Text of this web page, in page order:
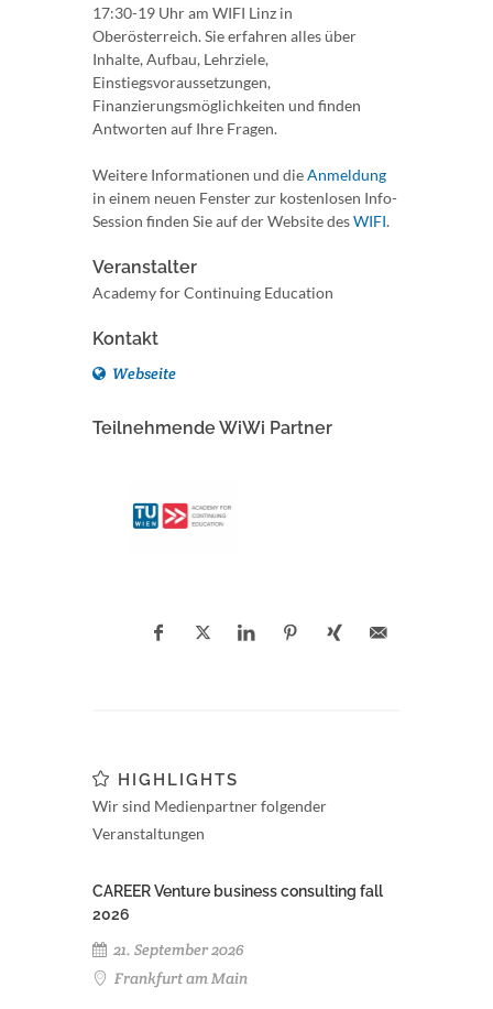
17:30-19 Uhr am WIFI Linz in
Oberösterreich. Sie erfahren alles über
Inhalte, Aufbau, Lehrziele,
Einstiegsvoraussetzungen,
Finanzierungsmöglichkeiten und finden
Antworten auf Ihre Fragen.
Weitere Informationen und dieAnmeldung
in einem neuen Fenster zur kostenlosen Info-
Session finden Sie auf der Website desWIFI.
Veranstalter
Academy for Continuing Education
Kontakt
Webseite
Teilnehmende WiWi Partner
HIGHLIGHTS
Wir sind Medienpartner folgender
Veranstaltungen
CAREER Venture business consulting fall
2026
21. September 2026
Frankfurt am Main